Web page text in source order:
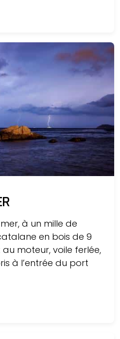
à un mille de
en bois de 9
moteur, voile ferlée,
à l’entrée du port